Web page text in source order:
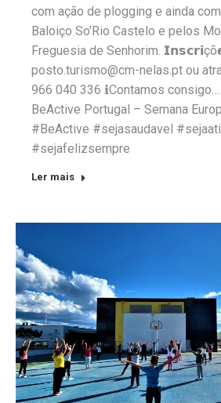
com ação de plogging e ainda
Baloiço So’Rio Castelo e pelos
Freguesia de Senhorim.
posto.turismo@cm-nelas.pt ou
966 040 336 ℹContamos
BeActive Portugal – Semana
#BeActive #sejasaudavel
#sejafelizsempre
Ler mais